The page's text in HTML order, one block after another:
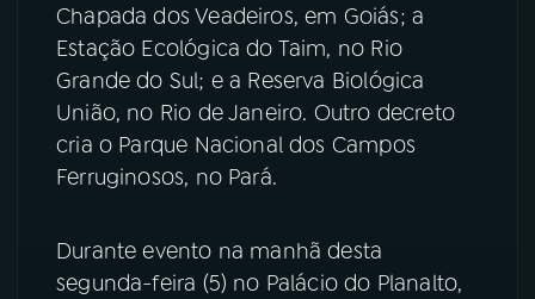
YouTube
Instagram X
TikTok
Chapada dos Veadeiros, em Goiás; a
Estação Ecológica do Taim, no Rio
Grande do Sul; e a Reserva Biológica
União, no Rio de Janeiro. Outro decreto
cria o Parque Nacional dos Campos
Ferruginosos, no Pará.
Durante evento na manhã desta
segunda-feira (5) no Palácio do Planalto,